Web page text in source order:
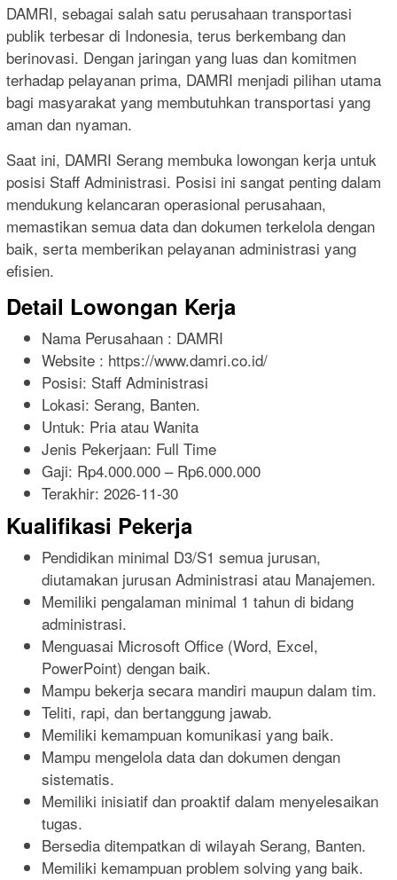
DAMRI, sebagai salah satu perusahaan transportasi
publik terbesar di Indonesia, terus berkembang dan
berinovasi. Dengan jaringan yang luas dan komitmen
terhadap pelayanan prima, DAMRI menjadi pilihan utama
bagi masyarakat yang membutuhkan transportasi yang
aman dan nyaman.
Saat ini, DAMRI Serang membuka lowongan kerja untuk
posisi Staff Administrasi. Posisi ini sangat penting dalam
mendukung kelancaran operasional perusahaan,
memastikan semua data dan dokumen terkelola dengan
baik, serta memberikan pelayanan administrasi yang
efisien.
Detail Lowongan Kerja
Nama Perusahaan : DAMRI
Website : https://www.damri.co.id/
Posisi: Staff Administrasi
Lokasi: Serang, Banten.
Untuk: Pria atau Wanita
Jenis Pekerjaan: Full Time
Gaji: Rp4.000.000 – Rp6.000.000
Terakhir: 2026-11-30
Kualifikasi Pekerja
Pendidikan minimal D3/S1 semua jurusan,
diutamakan jurusan Administrasi atau Manajemen.
Memiliki pengalaman minimal 1 tahun di bidang
administrasi.
Menguasai Microsoft Office (Word, Excel,
PowerPoint) dengan baik.
Mampu bekerja secara mandiri maupun dalam tim.
Teliti, rapi, dan bertanggung jawab.
Memiliki kemampuan komunikasi yang baik.
Mampu mengelola data dan dokumen dengan
sistematis.
Memiliki inisiatif dan proaktif dalam menyelesaikan
tugas.
Bersedia ditempatkan di wilayah Serang, Banten.
Memiliki kemampuan problem solving yang baik.